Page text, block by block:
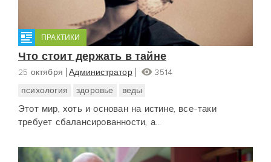
ПРАКТИКИ
Что стоит держать в тайне
25 октября Администратор
3514
психология
здоровье веды
Этот мир, хоть и основан на истине, все-таки
требует сбалансированности, а...